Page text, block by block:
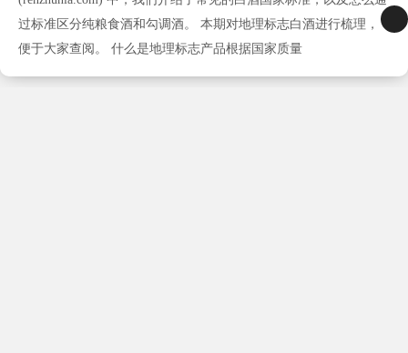
过标准区分纯粮食酒和勾调酒。 本期对地理标志白酒进行梳理，
便于大家查阅。 什么是地理标志产品根据国家质量